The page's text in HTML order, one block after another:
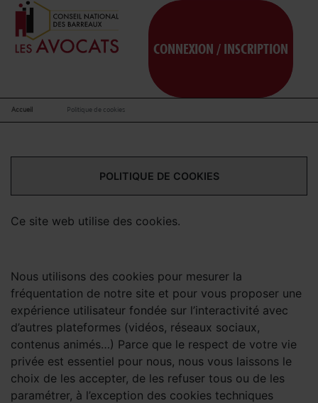
CONNEXION / INSCRIPTION
Accueil Politique de cookies
POLITIQUE DE COOKIES
Ce site web utilise des cookies.
Nous utilisons des cookies pour mesurer la
fréquentation de notre site et pour vous proposer une
expérience utilisateur fondée sur l’interactivité avec
d’autres plateformes (vidéos, réseaux sociaux,
contenus animés…) Parce que le respect de votre vie
privée est essentiel pour nous, nous vous laissons le
choix de les accepter, de les refuser tous ou de les
paramétrer, à l’exception des cookies techniques